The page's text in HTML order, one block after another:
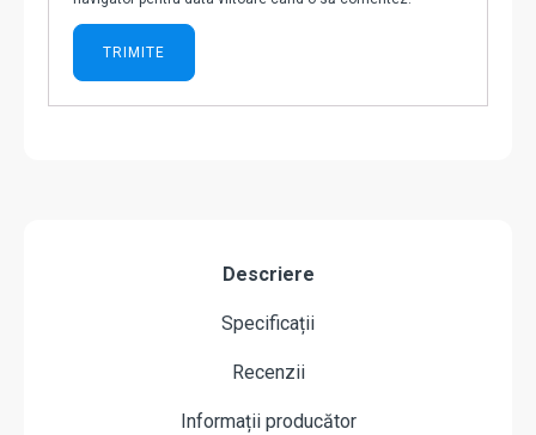
Descriere
Specificații
Recenzii
Informații producător